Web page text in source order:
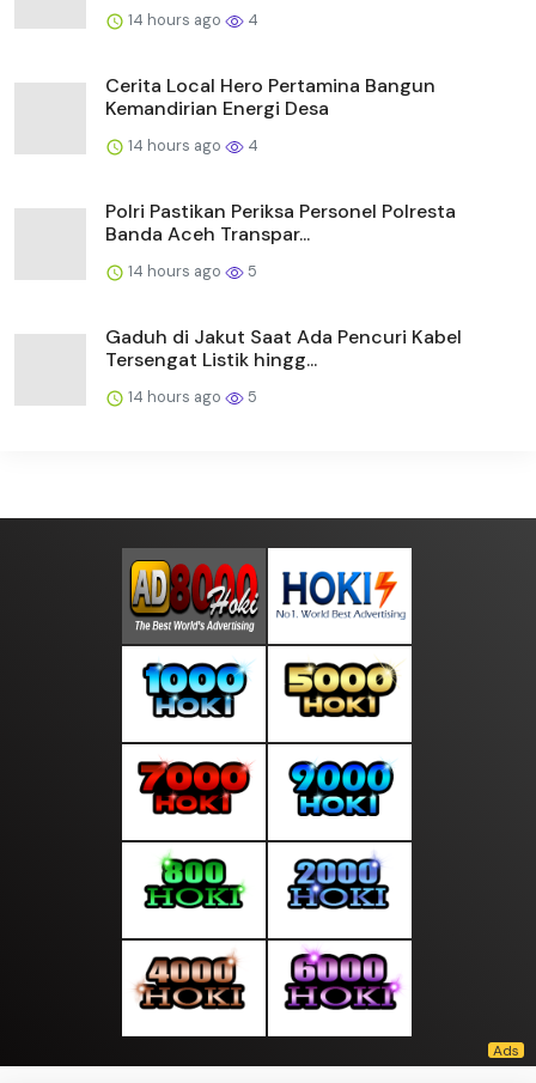
14 hours ago 4
Cerita Local Hero Pertamina Bangun
Kemandirian Energi Desa
14 hours ago 4
Polri Pastikan Periksa Personel Polresta
Banda Aceh Transpar...
14 hours ago 5
Gaduh di Jakut Saat Ada Pencuri Kabel
Tersengat Listik hingg...
14 hours ago 5